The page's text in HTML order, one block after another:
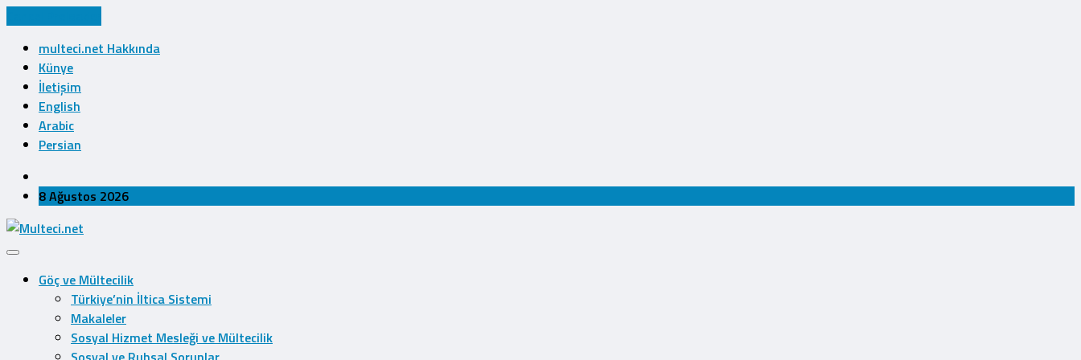
multeci.net Hakkında
Künye
İletişim
English
Arabic
Persian
8 Ağustos 2026
Göç ve Mültecilik
Türkiye’nin İltica Sistemi
Makaleler
Sosyal Hizmet Mesleği ve Mültecilik